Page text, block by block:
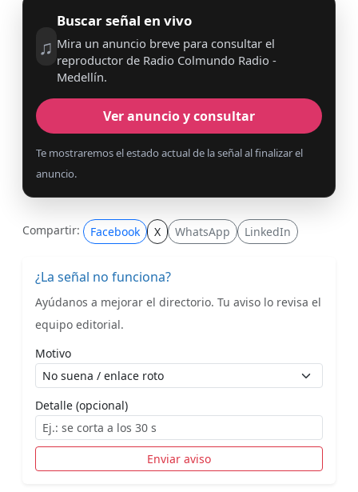
♫
Buscar señal en vivo
Mira un anuncio breve para consultar el
reproductor de Radio Colmundo Radio -
Medellín.
Ver anuncio y consultar
Te mostraremos el estado actual de la señal al finalizar el
anuncio.
Compartir: Facebook X WhatsApp LinkedIn
¿La señal no funciona?
Ayúdanos a mejorar el directorio. Tu aviso lo revisa el
equipo editorial.
Motivo
Detalle (opcional)
Enviar aviso